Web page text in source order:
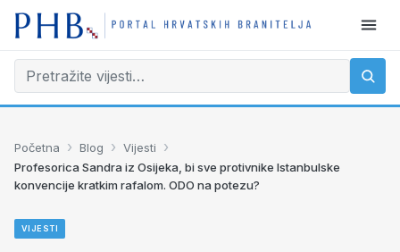
Početna › Blog › Vijesti ›
Profesorica Sandra iz Osijeka, bi sve protivnike Istanbulske
konvencije kratkim rafalom. ODO na potezu?
VIJESTI